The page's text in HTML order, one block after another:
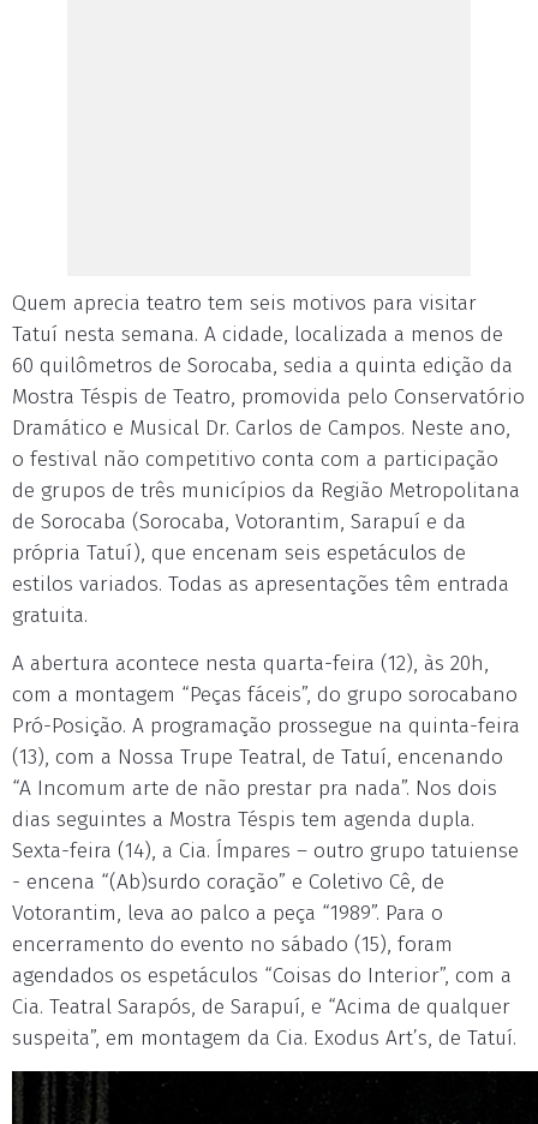
Quem aprecia teatro tem seis motivos para visitar
Tatuí nesta semana. A cidade, localizada a menos de
60 quilômetros de Sorocaba, sedia a quinta edição da
Mostra Téspis de Teatro, promovida pelo Conservatório
Dramático e Musical Dr. Carlos de Campos. Neste ano,
o festival não competitivo conta com a participação
de grupos de três municípios da Região Metropolitana
de Sorocaba (Sorocaba, Votorantim, Sarapuí e da
própria Tatuí), que encenam seis espetáculos de
estilos variados. Todas as apresentações têm entrada
gratuita.
A abertura acontece nesta quarta-feira (12), às 20h,
com a montagem “Peças fáceis”, do grupo sorocabano
Pró-Posição. A programação prossegue na quinta-feira
(13), com a Nossa Trupe Teatral, de Tatuí, encenando
“A Incomum arte de não prestar pra nada”. Nos dois
dias seguintes a Mostra Téspis tem agenda dupla.
Sexta-feira (14), a Cia. Ímpares – outro grupo tatuiense
- encena “(Ab)surdo coração” e Coletivo Cê, de
Votorantim, leva ao palco a peça “1989”. Para o
encerramento do evento no sábado (15), foram
agendados os espetáculos “Coisas do Interior”, com a
Cia. Teatral Sarapós, de Sarapuí, e “Acima de qualquer
suspeita”, em montagem da Cia. Exodus Art’s, de Tatuí.